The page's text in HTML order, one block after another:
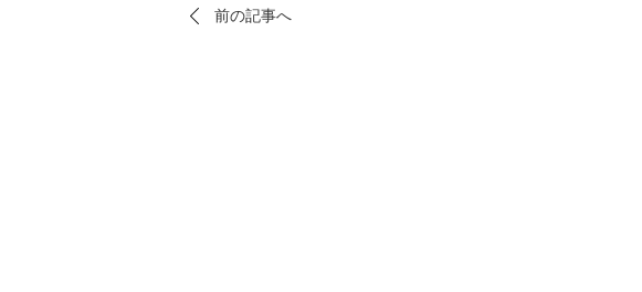
前の記事へ